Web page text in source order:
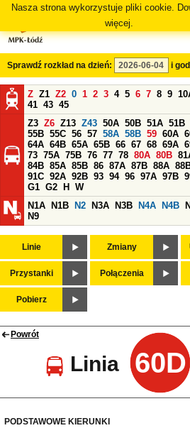
Nasza strona wykorzystuje pliki cookie.
więcej.
Sprawdź rozkład na dzień: i
Z Z1 Z2 0 1 2 3 4 5 6 7 8 9
41 43 45
Z3 Z6 Z13 Z43 50A 50B 51A 51B
55B 55C 56 57 58A 58B 59 60A
64A 64B 65A 65B 66 67 68 69A
73 75A 75B 76 77 78 80A 80B
84B 85A 85B 86 87A 87B 88A
91C 92A 92B 93 94 96 97A 97B
G1 G2 H
W
N1A
N1B N2 N3A N3B N4A N4B
N9
Linie Zmiany
Przystanki Połączenia
Pobierz
Powrót
Linia 60D
PODSTAWOWE KIERUNKI